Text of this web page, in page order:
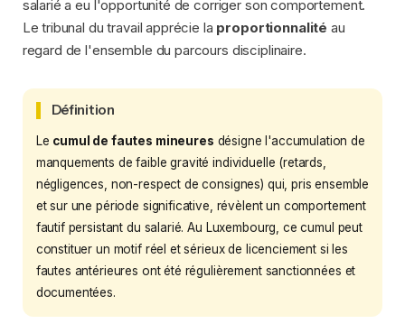
salarié a eu l'opportunité de corriger son comportement.
Le tribunal du travail apprécie la proportionnalité au
regard de l'ensemble du parcours disciplinaire.
Définition
Le cumul de fautes mineures désigne l'accumulation de
manquements de faible gravité individuelle (retards,
négligences, non-respect de consignes) qui, pris ensemble
et sur une période significative, révèlent un comportement
fautif persistant du salarié. Au Luxembourg, ce cumul peut
constituer un motif réel et sérieux de licenciement si les
fautes antérieures ont été régulièrement sanctionnées et
documentées.